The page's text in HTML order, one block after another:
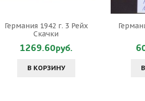
Германия 1942 г. 3 Рейх
Скачки
1269.60руб.
В КОРЗИНУ